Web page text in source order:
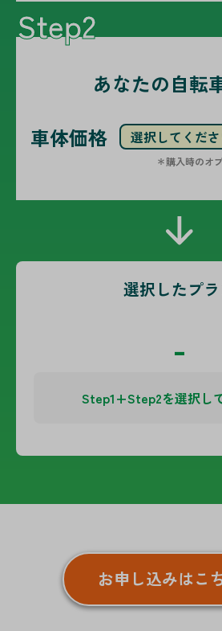
Step2
あなたの自転
車体価格
＊購入時のオ
選択したプ
-
Step1+Step2を選択し
お申し込みはこ